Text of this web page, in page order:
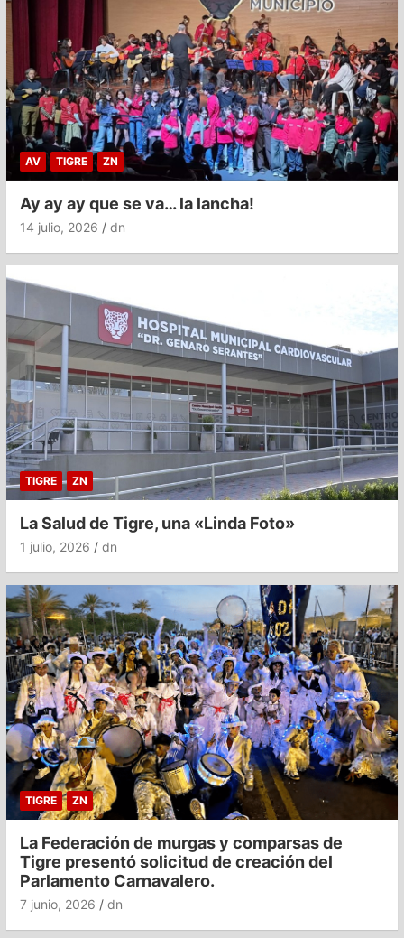
AV TIGRE ZN
Ay ay ay que se va… la lancha!
14 julio, 2026 dn
TIGRE ZN
La Salud de Tigre, una «Linda Foto»
1 julio, 2026 dn
TIGRE ZN
La Federación de murgas y comparsas de
Tigre presentó solicitud de creación del
Parlamento Carnavalero.
7 junio, 2026 dn